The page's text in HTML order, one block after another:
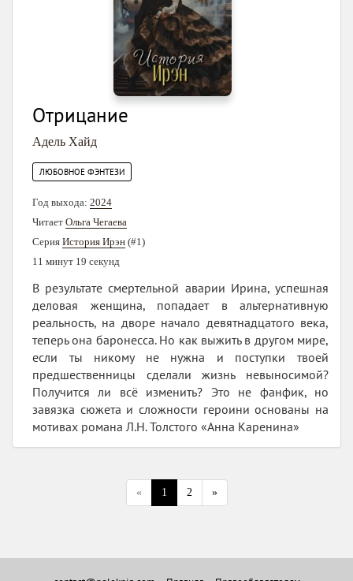
Отрицание
Адель Хайд
ЛЮБОВНОЕ ФЭНТЕЗИ
Год выхода: 2024
Читает Ольга Чегаева
Серия История Ирэн (#1)
11 минут 19 секунд
В результате смертельной аварии Ирина, успешная
деловая женщина, попадает в альтернативную
реальность, на дворе начало девятнадцатого века,
теперь она баронесса. Но как выжить в другом мире,
если ты никому не нужна и поступки твоей
предшественницы сделали жизнь невыносимой?
Получится ли всё изменить? Это не фанфик, но
завязка сюжета и сложности героини основаны на
мотивах романа Л.Н. Толстого «Анна Каренина»
« 1 2 »